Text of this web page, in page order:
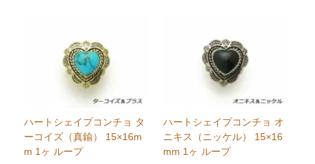
ハートシェイプコンチョ タ
ーコイズ（真鍮） 15×16m
m 1ヶ ループ
ハートシェイプコンチョ オ
ニキス（ニッケル） 15×16
mm 1ヶ ループ